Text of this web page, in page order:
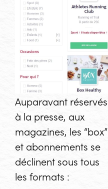
Auparavant réservés
à la presse, aux
magazines, les “box”
et abonnements se
déclinent sous tous
les formats :